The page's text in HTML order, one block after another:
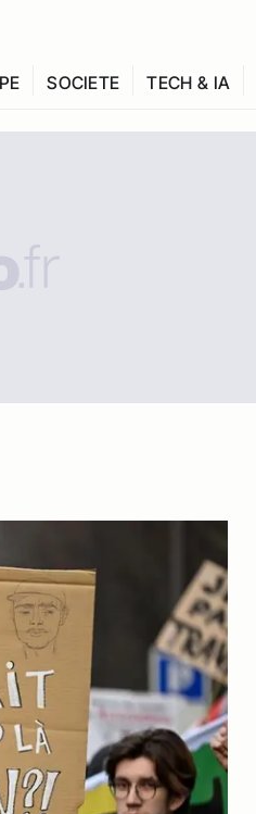
SOCIETE TECH & IA